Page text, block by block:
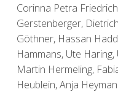
Corinna Petra
Gerstenberger,
Göthner, Hassan
Hammans, Ute
Martin Hermeling,
Heublein, Anja